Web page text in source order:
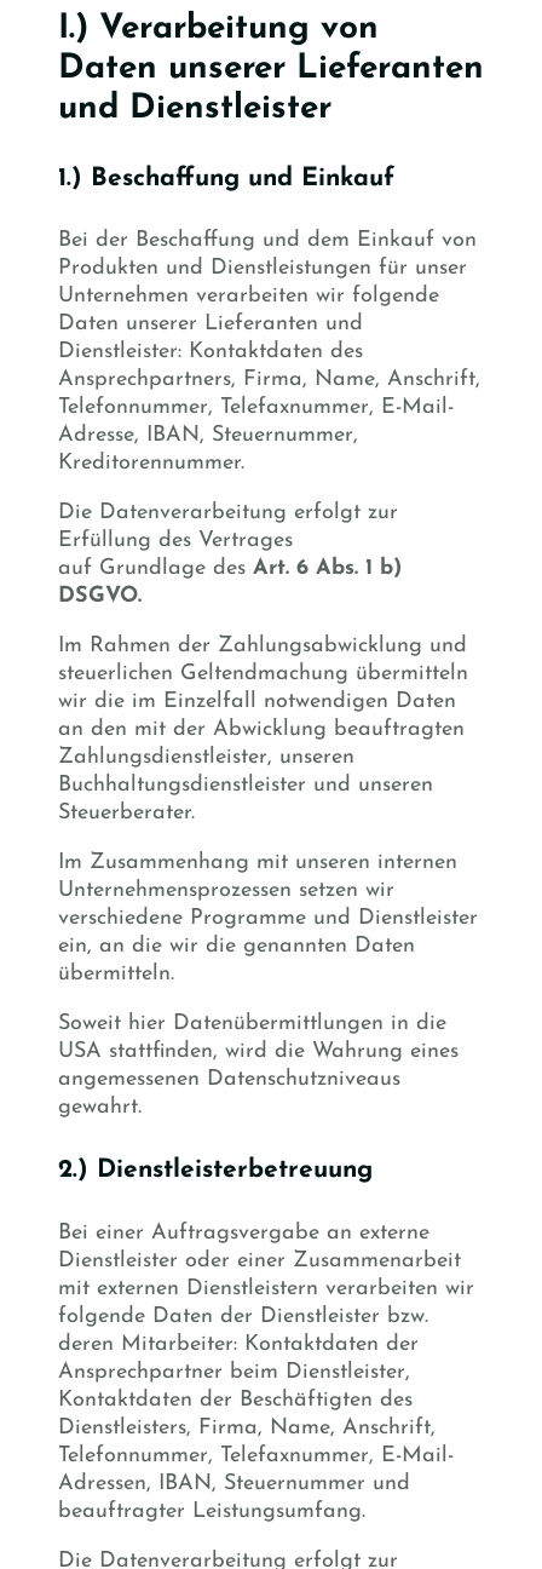
I.) Verarbeitung von
Daten unserer Lieferanten
und Dienstleister
1.) Beschaffung und Einkauf
Bei der Beschaffung und dem Einkauf von
Produkten und Dienstleistungen für unser
Unternehmen verarbeiten wir folgende
Daten unserer Lieferanten und
Dienstleister: Kontaktdaten des
Ansprechpartners, Firma, Name, Anschrift,
Telefonnummer, Telefaxnummer, E-Mail-
Adresse, IBAN, Steuernummer,
Kreditorennummer.
Die Datenverarbeitung erfolgt zur
Erfüllung des Vertrages
auf Grundlage des Art. 6 Abs. 1 b)
DSGVO.
Im Rahmen der Zahlungsabwicklung und
steuerlichen Geltendmachung übermitteln
wir die im Einzelfall notwendigen Daten
an den mit der Abwicklung beauftragten
Zahlungsdienstleister, unseren
Buchhaltungsdienstleister und unseren
Steuerberater.
Im Zusammenhang mit unseren internen
Unternehmensprozessen setzen wir
verschiedene Programme und Dienstleister
ein, an die wir die genannten Daten
übermitteln.
Soweit hier Datenübermittlungen in die
USA stattfinden, wird die Wahrung eines
angemessenen Datenschutzniveaus
gewahrt.
2.) Dienstleisterbetreuung
Bei einer Auftragsvergabe an externe
Dienstleister oder einer Zusammenarbeit
mit externen Dienstleistern verarbeiten wir
folgende Daten der Dienstleister bzw.
deren Mitarbeiter: Kontaktdaten der
Ansprechpartner beim Dienstleister,
Kontaktdaten der Beschäftigten des
Dienstleisters, Firma, Name, Anschrift,
Telefonnummer, Telefaxnummer, E-Mail-
Adressen, IBAN, Steuernummer und
beauftragter Leistungsumfang.
Die Datenverarbeitung erfolgt zur